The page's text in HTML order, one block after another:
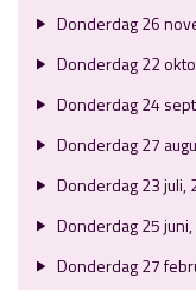
Donderdag 26
Donderdag 22
Donderdag 24
Donderdag 27
Donderdag 23 juli,
Donderdag 25
Donderdag 27